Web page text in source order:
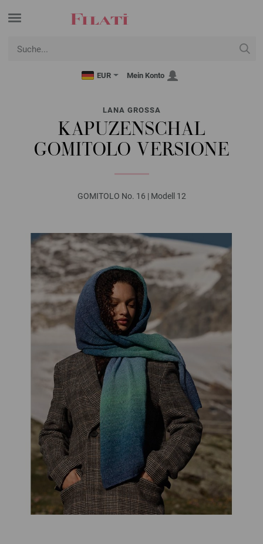
EUR Mein Konto
LANA GROSSA
KAPUZENSCHAL
GOMITOLO VERSIONE
GOMITOLO No. 16 | Modell 12